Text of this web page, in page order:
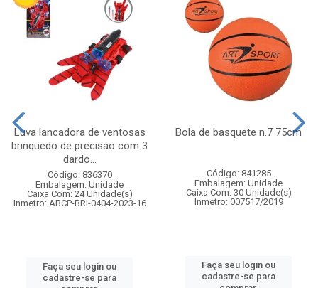
Luva lancadora de ventosas
brinquedo de precisao com 3
dardo...
Código: 836370
Embalagem: Unidade
Caixa Com: 24 Unidade(s)
Inmetro: ABCP-BRI-0404-2023-16
Faça seu login ou
cadastre-se para
Bola de basquete n.7 75cm
Código: 841285
Embalagem: Unidade
Caixa Com: 30 Unidade(s)
Inmetro: 007517/2019
Faça seu login ou
cadastre-se para